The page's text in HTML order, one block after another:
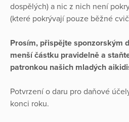
dospělých) a nic z nich není
(které pokrývají pouze běžné
Prosím, přispějte sponzorským
menší částku pravidelně a
patronkou našich mladých
Potvrzení o daru pro daňové
konci roku.